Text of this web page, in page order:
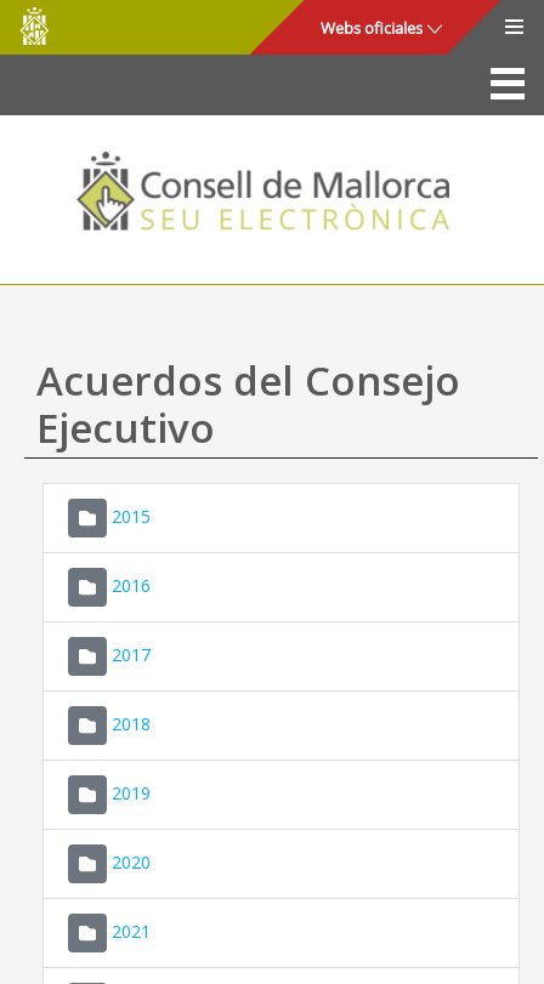
Saltar al contenido principal
Consell
de
Mallorca
Webs oficiales
La Sede
Consejo de Mallorca
Acceso y seguridad
Utilidades
Mapa web
Ayuda
Acuerdos del Consejo
Ejecutivo
2015
2016
2017
2018
2019
2020
2021